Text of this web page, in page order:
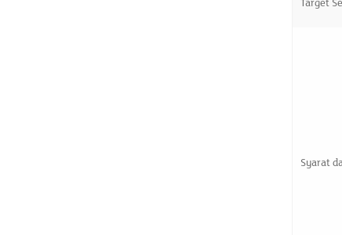
Target
Syarat